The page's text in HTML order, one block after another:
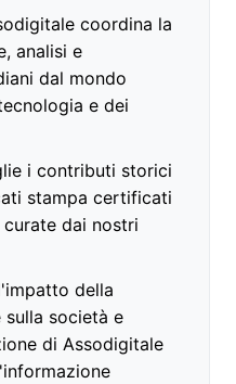
coordina la
analisi e
dal mondo
e dei
i contributi storici
stampa certificati
dai nostri
della
società e
di Assodigitale